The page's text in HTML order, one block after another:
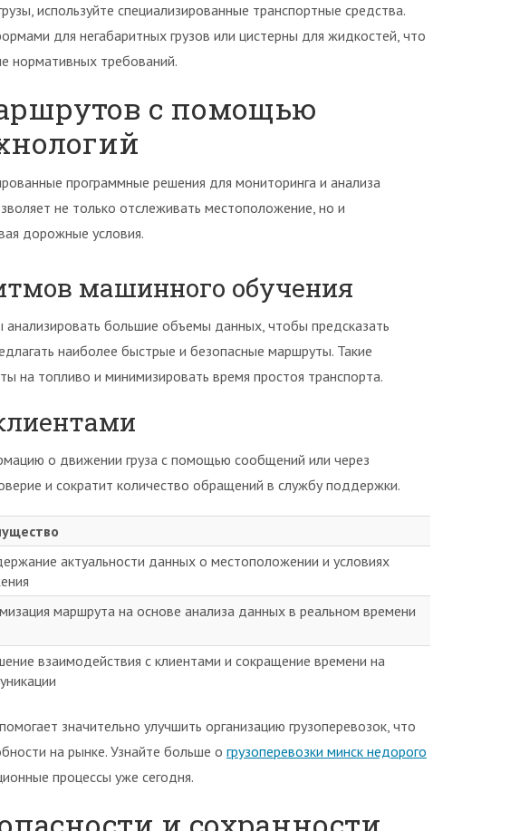
используйте специализированные транспортные средства.
для негабаритных грузов или цистерны для жидкостей, что
нормативных требований.
с помощью
программные решения для мониторинга и анализа
не только отслеживать местоположение, но и
дорожные условия.
машинного обучения
большие объемы данных, чтобы предсказать
наиболее быстрые и безопасные маршруты. Такие
на топливо и минимизировать время простоя транспорта.
о движении груза с помощью сообщений или через
и сократит количество обращений в службу поддержки.
актуальности данных о местоположении и условиях
маршрута на основе анализа данных в реальном времени
взаимодействия с клиентами и сокращение времени на
значительно улучшить организацию грузоперевозок, что
на рынке. Узнайте больше о грузоперевозки минск недорого
процессы уже сегодня.